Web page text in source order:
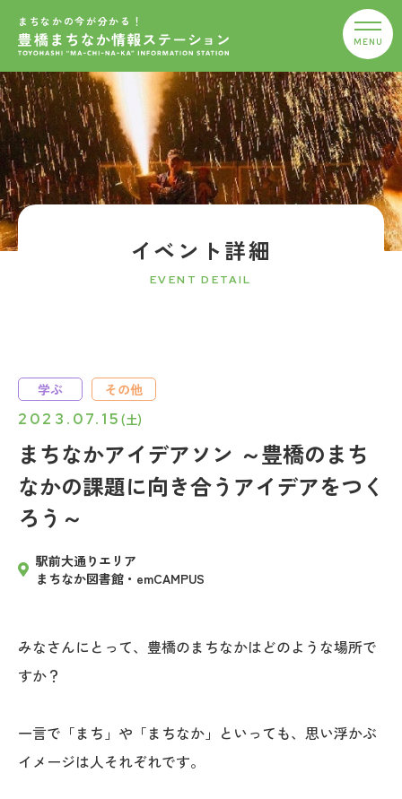
まちなかの今が分かる！
イベント詳細
EVENT DETAIL
まちなかアイデアソン ～豊橋のまち
なかの課題に向き合うアイデアをつく
ろう～
2023.07.15 (土)
学ぶ その他
駅前大通りエリア
まちなか図書館・emCAMPUS
みなさんにとって、豊橋のまちなかはどのような場所で
すか？
一言で「まち」や「まちなか」といっても、思い浮かぶ
イメージは人それぞれです。